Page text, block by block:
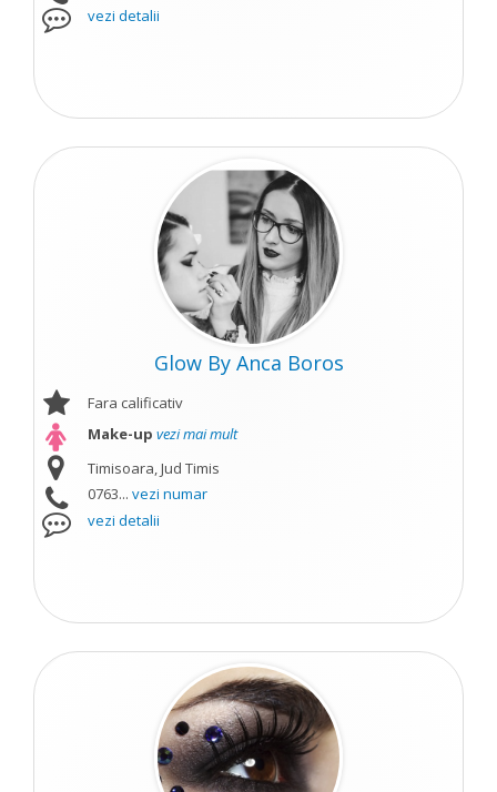
vezi detalii
Glow By Anca Boros
Fara calificativ
Make-up vezi mai mult
Timisoara, Jud Timis
0763... vezi numar
vezi detalii